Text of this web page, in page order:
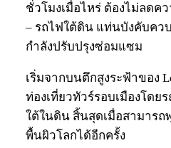
ชั่วโมงเมื่อไหร่ ต้องไม่ลดค
– รถไฟใต้ดิน แท่นบังคับคว
กำลังปรับปรุงซ่อมแซม
เริ่มจากบนตึกสูงระฟ้าของ
ท่องเที่ยวทัวร์รอบเมืองโดย
ใต้ในดิน สิ้นสุดเมื่อสามาร
พื้นผิวโลกได้อีกครั้ง